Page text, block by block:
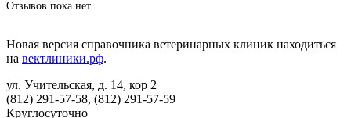
Отзывов пока нет
Новая версия справочника ветеринарных клиник находиться
на вектлиники.рф.
ул. Учительская, д. 14, кор 2
(812) 291-57-58, (812) 291-57-59
Круглосуточно